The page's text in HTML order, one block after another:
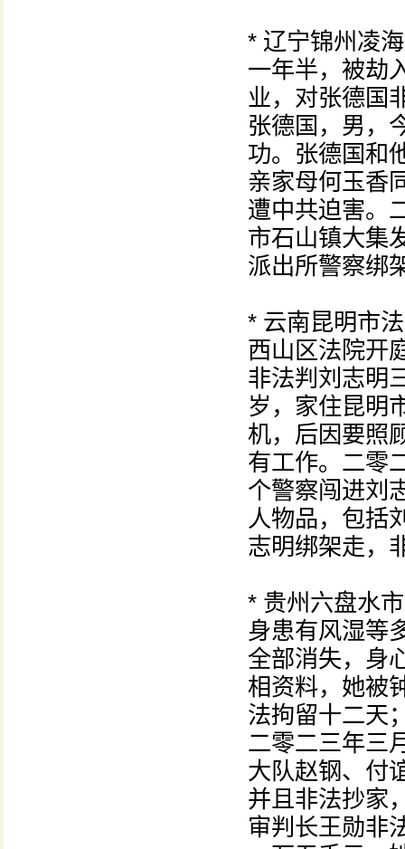
* 辽宁锦州凌
一年半，被劫
业，对张德国
张德国，男，
功。张德国和
亲家母何玉香
遭中共迫害。
市石山镇大集
派出所警察绑
* 云南昆明市
西山区法院开
非法判刘志明
岁，家住昆明
机，后因要照
有工作。二零
个警察闯进刘
人物品，包括
志明绑架走，
* 贵州六盘水
身患有风湿等
全部消失，身
相资料，她被
法拘留十二天
二零二三年三
大队赵钢、付
并且非法抄家
审判长王勋非